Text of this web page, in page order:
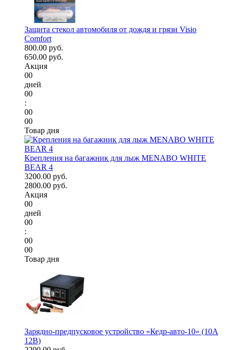
Защита стекол автомобиля от дождя и грязи Visio
Comfort
800.00 руб.
650.00 руб.
Акция
00
дней
00
:
00
00
Товар дня
Крепления на багажник для лыж MENABO WHITE
BEAR 4
3200.00 руб.
2800.00 руб.
Акция
00
дней
00
:
00
00
Товар дня
Зарядно-предпусковое устройство «Кедр-авто-10» (10A
12В)